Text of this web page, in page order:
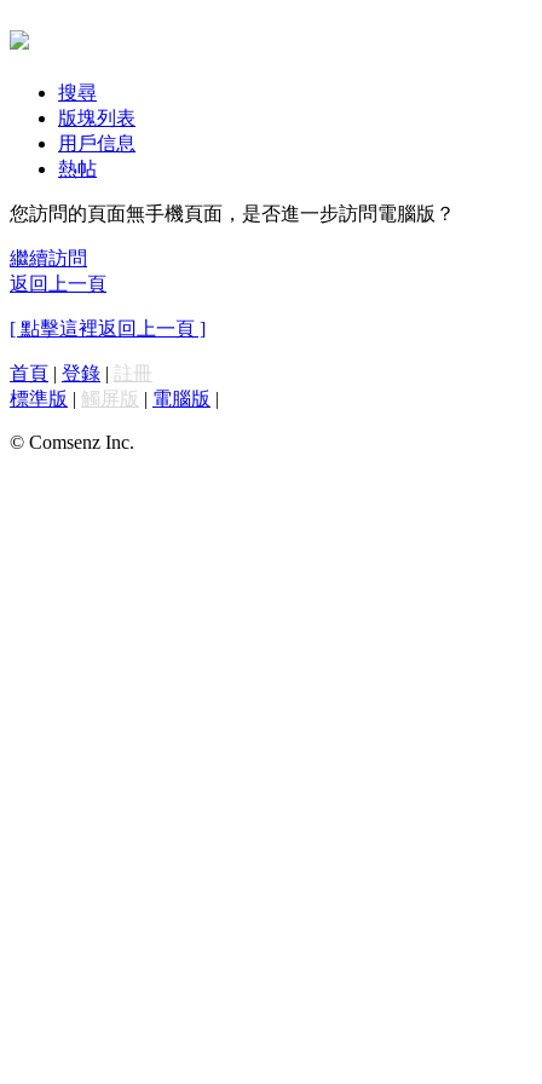
搜尋
版塊列表
用戶信息
熱帖
您訪問的頁面無手機頁面，是否進一步訪問電腦版？
繼續訪問
返回上一頁
[ 點擊這裡返回上一頁 ]
首頁 | 登錄 | 註冊
標準版 | 觸屏版 | 電腦版 |
© Comsenz Inc.